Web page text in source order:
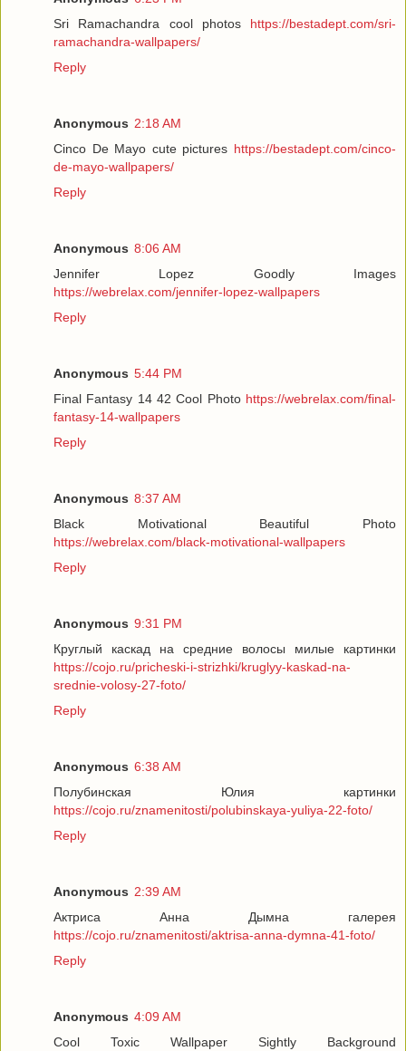
Sri Ramachandra cool photos https://bestadept.com/sri-
ramachandra-wallpapers/
Reply
Anonymous 2:18 AM
Cinco De Mayo cute pictures https://bestadept.com/cinco-
de-mayo-wallpapers/
Reply
Anonymous 8:06 AM
Jennifer Lopez Goodly Images
https://webrelax.com/jennifer-lopez-wallpapers
Reply
Anonymous 5:44 PM
Final Fantasy 14 42 Cool Photo https://webrelax.com/final-
fantasy-14-wallpapers
Reply
Anonymous 8:37 AM
Black Motivational Beautiful Photo
https://webrelax.com/black-motivational-wallpapers
Reply
Anonymous 9:31 PM
Круглый каскад на средние волосы милые картинки
https://cojo.ru/pricheski-i-strizhki/kruglyy-kaskad-na-
srednie-volosy-27-foto/
Reply
Anonymous 6:38 AM
Полубинская Юлия картинки
https://cojo.ru/znamenitosti/polubinskaya-yuliya-22-foto/
Reply
Anonymous 2:39 AM
Актриса Анна Дымна галерея
https://cojo.ru/znamenitosti/aktrisa-anna-dymna-41-foto/
Reply
Anonymous 4:09 AM
Cool Toxic Wallpaper Sightly Background